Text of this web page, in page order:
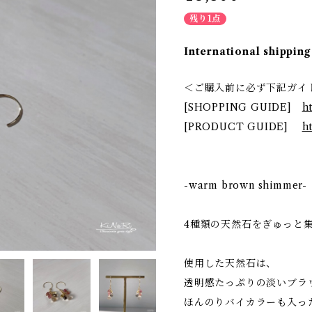
残り1点
International
＜ご購入前に必ず下記ガ
[SHOPPING GUIDE]
[PRODUCT GUIDE]
-warm brown shimmer-
4種類の天然石をぎゅっと
使用した天然石は、
透明感たっぷりの淡いブラ
ほんのりバイカラーも入っ